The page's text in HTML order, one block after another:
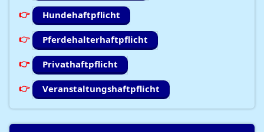
Hundehaftpflicht
Pferdehalterhaftpflicht
Privathaftpflicht
Veranstaltungshaftpflicht